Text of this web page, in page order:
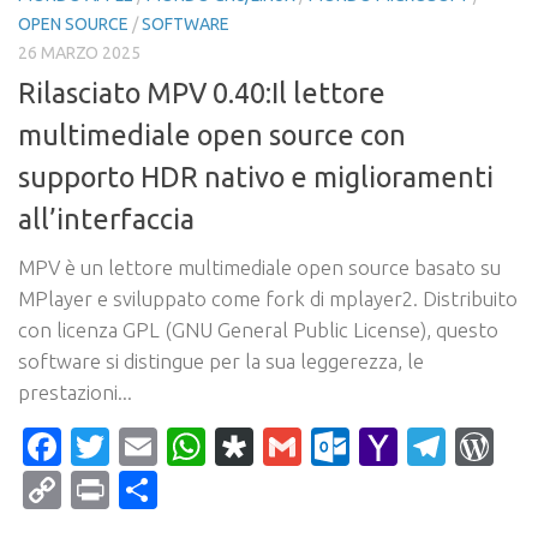
OPEN SOURCE /SOFTWARE
26 MARZO 2025
Rilasciato MPV 0.40:Il lettore
multimediale open source con
supporto HDR nativo e miglioramenti
all’interfaccia
MPV è un lettore multimediale open source basato su
MPlayer e sviluppato come fork di mplayer2. Distribuito
con licenza GPL (GNU General Public License), questo
software si distingue per la sua leggerezza, le
prestazioni...
Facebook
Twitter
EmailWhatsApp
Diaspora
Gmail Yahoo
CopyPrint